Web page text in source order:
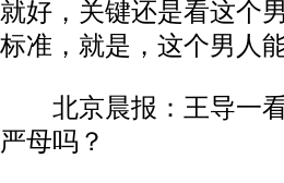
就好，关键还是看这个
标准，就是，这个男人
北京晨报：王导一看
严母吗？